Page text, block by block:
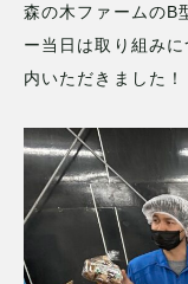
森の木ファームのB
ー当日は取り組み
内いただきました！